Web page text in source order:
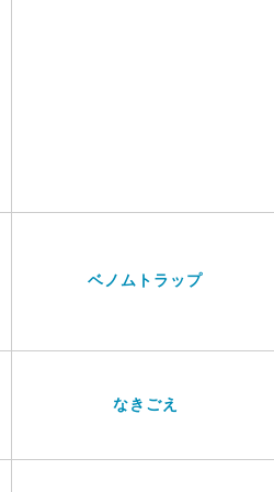
ベノムトラップ
なきごえ